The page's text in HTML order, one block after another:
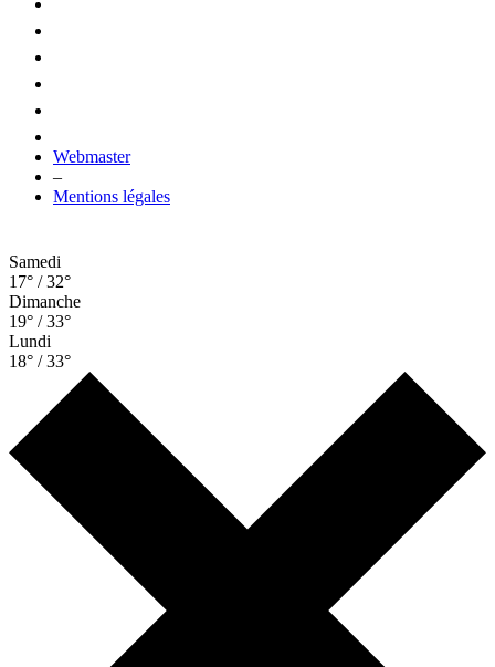
Webmaster
–
Mentions légales
Samedi
17° / 32°
Dimanche
19° / 33°
Lundi
18° / 33°